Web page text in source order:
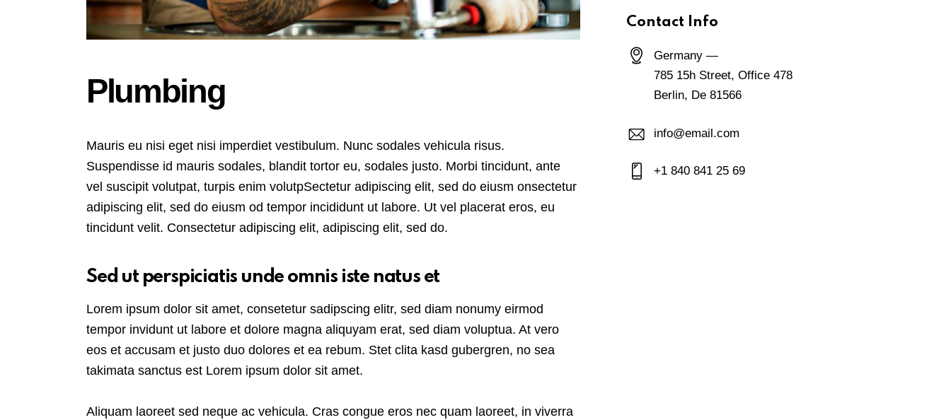
Plumbing
Mauris eu nisi eget nisi imperdiet vestibulum. Nunc sodales vehicula risus.
Suspendisse id mauris sodales, blandit tortor eu, sodales justo. Morbi tincidunt, ante
vel suscipit volutpat, turpis enim volutpSectetur adipiscing elit, sed do eiusm onsectetur
adipiscing elit, sed do eiusm od tempor incididunt ut labore. Ut vel placerat eros, eu
tincidunt velit. Consectetur adipiscing elit, adipiscing elit, sed do.
Sed ut perspiciatis unde omnis iste natus et
Lorem ipsum dolor sit amet, consetetur sadipscing elitr, sed diam nonumy eirmod
tempor invidunt ut labore et dolore magna aliquyam erat, sed diam voluptua. At vero
eos et accusam et justo duo dolores et ea rebum. Stet clita kasd gubergren, no sea
takimata sanctus est Lorem ipsum dolor sit amet.
Aliquam laoreet sed neque ac vehicula. Cras congue eros nec quam laoreet, in viverra
Contact Info
Germany —
785 15h Street, Office 478
Berlin, De 81566
info@email.com
+1 840 841 25 69